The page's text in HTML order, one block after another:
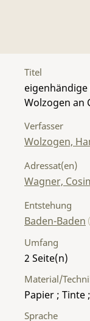
Titel
Wolzogen an
Verfasser
Wolzogen,
Adressat(en)
Wagner,
Entstehung
Baden-Baden
Umfang
2
Material/
Papier ;
Sprache